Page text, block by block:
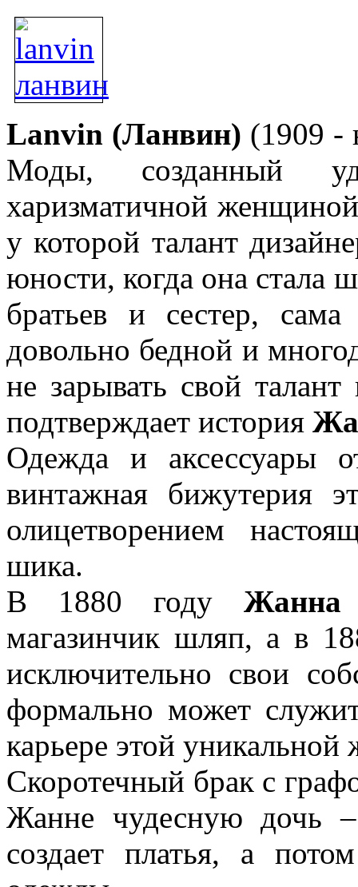
Lanvin (Ланвин) (1909 -
Моды, созданный
харизматичной
у которой талант
юности, когда она стала
братьев и сестер,
довольно бедной и
не зарывать свой
подтверждает история
Одежда и аксессуары
винтажная бижутерия
олицетворением
шика.
В 1880 году Жанна
магазинчик шляп, а в
исключительно свои
формально может
карьере этой
Скоротечный брак с
Жанне чудесную дочь
создает платья, а